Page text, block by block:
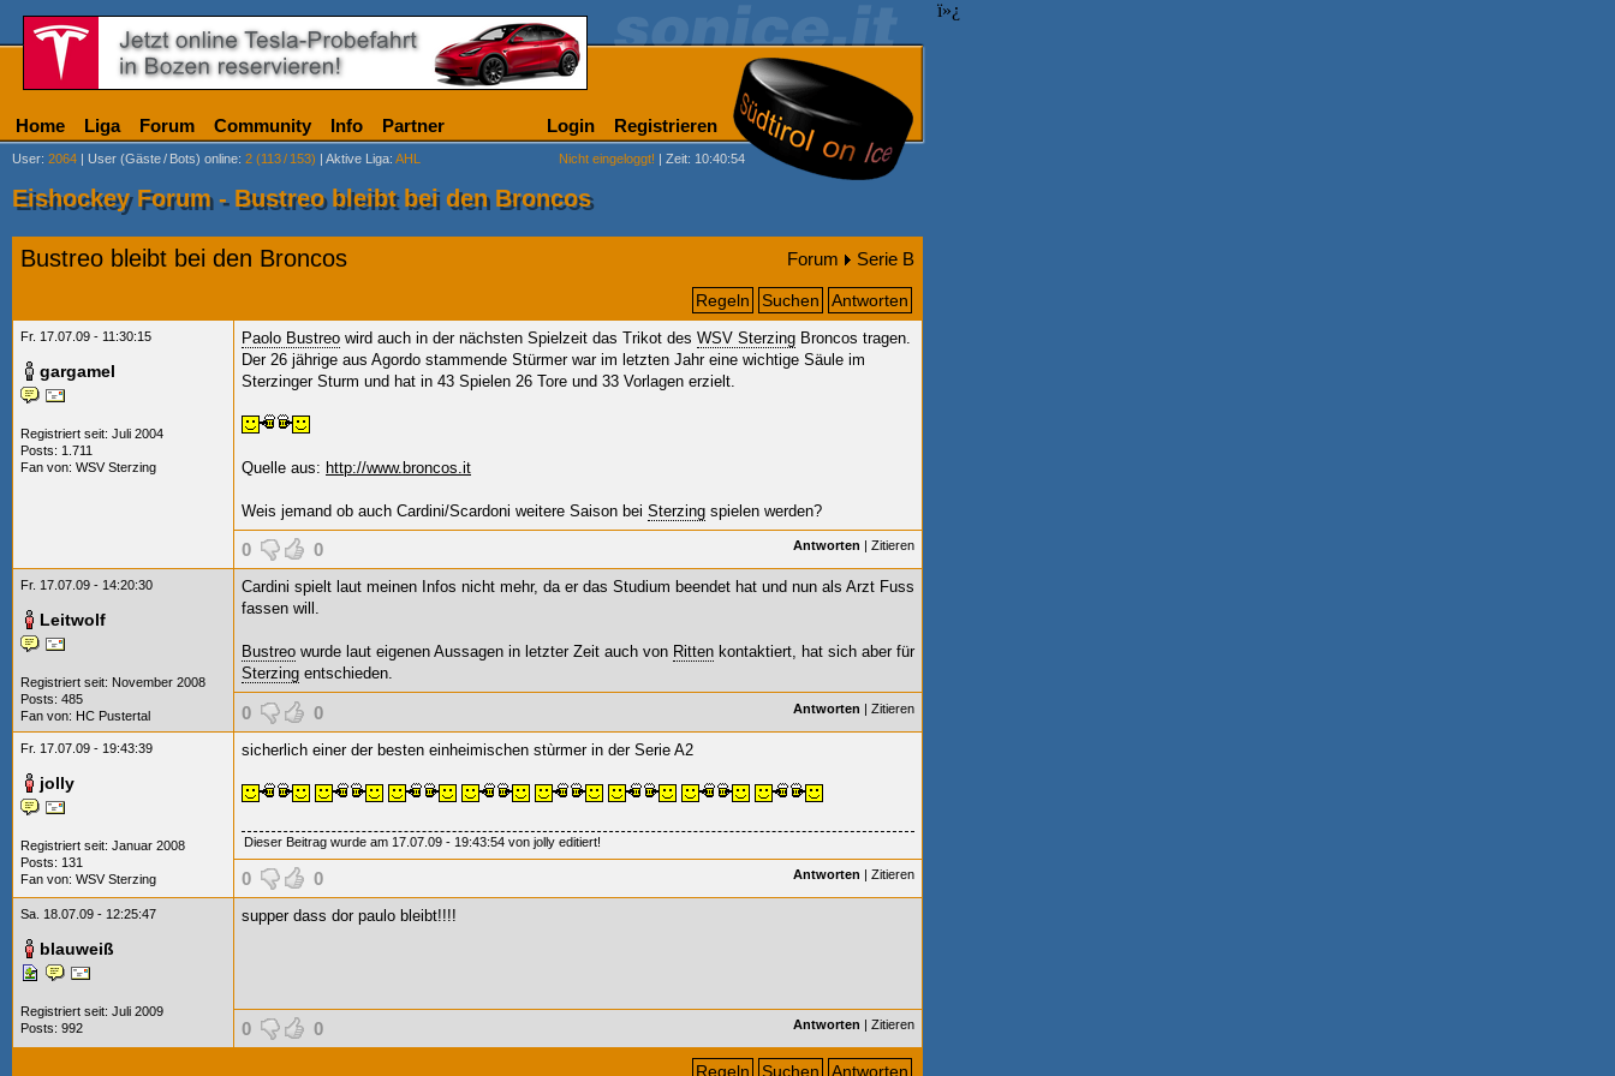
ï»¿
Home Liga Forum Community Info Partner Login Registrieren
User: 2064 | User (Gäste/ Bots) online: 2 (113/ 153) | Aktive Liga: AHL Nicht eingeloggt! | Zeit: 10:40:54
Eishockey Forum - Bustreo bleibt bei den Broncos
Bustreo bleibt bei den Broncos Forum Serie B
Regeln Suchen Antworten
Fr. 17.07.09 - 11:30:15
gargamel
Registriert seit: Juli 2004
Posts: 1.711
Fan von: WSV Sterzing
Paolo Bustreo wird auch in der nächsten Spielzeit das Trikot des WSV Sterzing Broncos tragen.
Der 26 jährige aus Agordo stammende Stürmer war im letzten Jahr eine wichtige Säule im
Sterzinger Sturm und hat in 43 Spielen 26 Tore und 33 Vorlagen erzielt.
Quelle aus: http://www.broncos.it
Weis jemand ob auch Cardini/Scardoni weitere Saison bei Sterzing spielen werden?
0 0 Antworten | Zitieren
Fr. 17.07.09 - 14:20:30
Leitwolf
Registriert seit: November 2008
Posts: 485
Fan von: HC Pustertal
Cardini spielt laut meinen Infos nicht mehr, da er das Studium beendet hat und nun als Arzt Fuss
fassen will.
Bustreo wurde laut eigenen Aussagen in letzter Zeit auch von Ritten kontaktiert, hat sich aber für
Sterzing entschieden.
0 0 Antworten | Zitieren
Fr. 17.07.09 - 19:43:39
jolly
Registriert seit: Januar 2008
Posts: 131
Fan von: WSV Sterzing
sicherlich einer der besten einheimischen stùrmer in der Serie A2
Dieser Beitrag wurde am 17.07.09 - 19:43:54 von jolly editiert!
0 0 Antworten | Zitieren
Sa. 18.07.09 - 12:25:47
blauweiß
Registriert seit: Juli 2009
Posts: 992
supper dass dor paulo bleibt!!!!
0 0 Antworten | Zitieren
Regeln Suchen Antworten